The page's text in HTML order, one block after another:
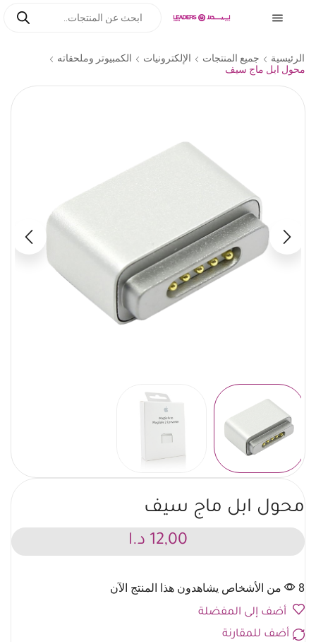
الرئيسية جميع المنتجات الإلكترونيات
الكمبيوتر وملحقاته
محول ابل ماج سيف
محول ابل ماج سيف
12,00 د.ا
8 من الأشخاص يشاهدون هذا المنتج الآن
أضف إلى المفضلة
أضف للمقارنة